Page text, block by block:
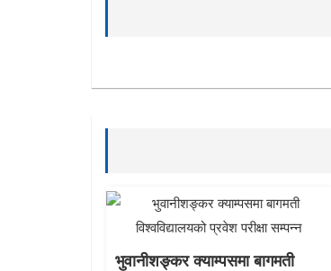
भुवानीशङ्कर क्याम्पसमा बागमती